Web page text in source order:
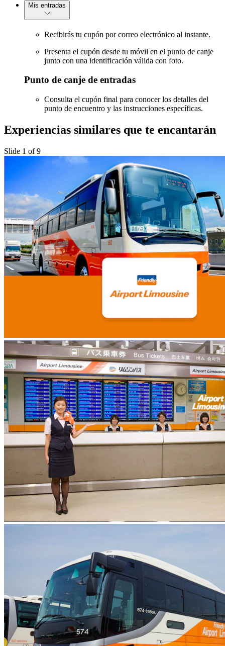
Mis entradas
Recibirás tu cupón por correo electrónico al instante.
Presenta el cupón desde tu móvil en el punto de canje
junto con una identificación válida con foto.
Punto de canje de entradas
Consulta el cupón final para conocer los detalles del
punto de encuentro y las instrucciones específicas.
Experiencias similares que te encantarán
Slide 1 of 9